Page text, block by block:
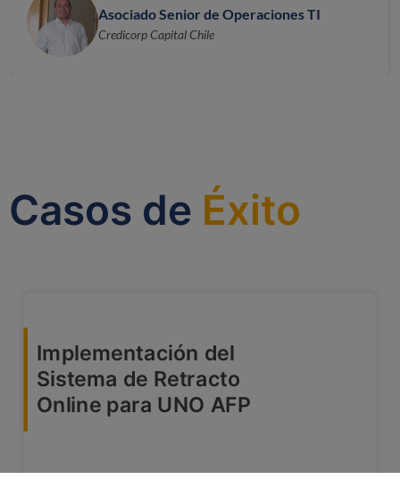
Asociado Senior de Operaciones TI​
Credicorp Capital Chile​
Casos de Éxito
Implementación del
Sistema de Retracto
Online para UNO AFP